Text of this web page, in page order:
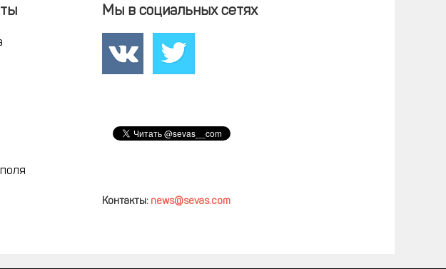
Мы в социальных сетях
Контакты: news@sevas.com